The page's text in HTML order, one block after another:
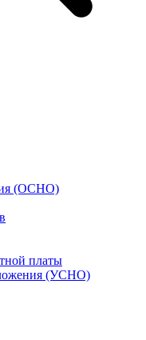
(ОСНО)
платы
(УСНО)